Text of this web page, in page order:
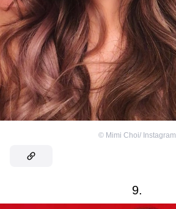
© Mimi Choi/ Instagram
9.